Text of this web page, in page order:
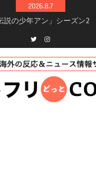
2026.8.7
ン3最新情報
ールで恋をして」キャス
主演ロマコメ
年撮影開始へ
ィ映画「リトル・ブラザ
！─キャスト・あらすじ・
ころまとめ
Twitterinstagram